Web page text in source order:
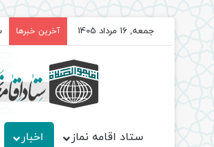
جمعه, 16 مرداد 1405 آخرین خبرها
ستاد اقامه نماز اخبار